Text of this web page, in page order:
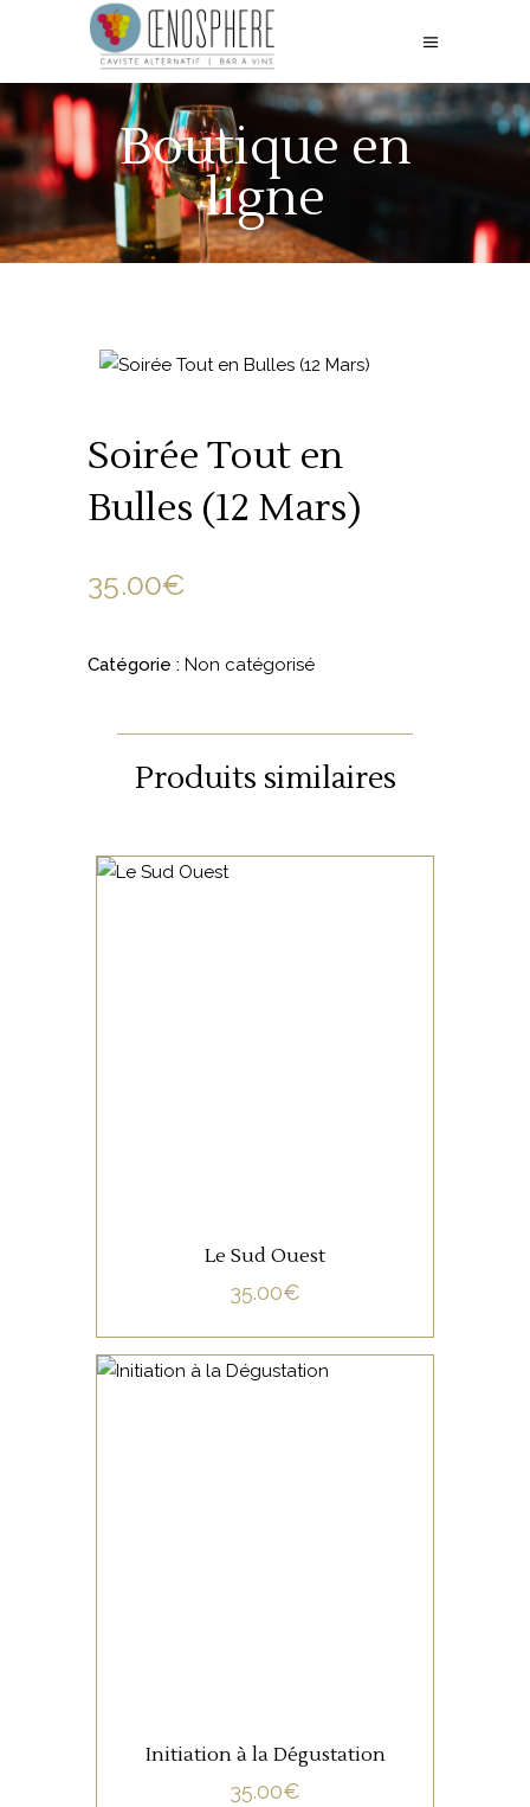
Boutique en
ligne
Soirée Tout en
Bulles (12 Mars)
35.00€
Catégorie : Non catégorisé
Produits similaires
Le Sud Ouest
35.00€
Initiation à la Dégustation
35.00€